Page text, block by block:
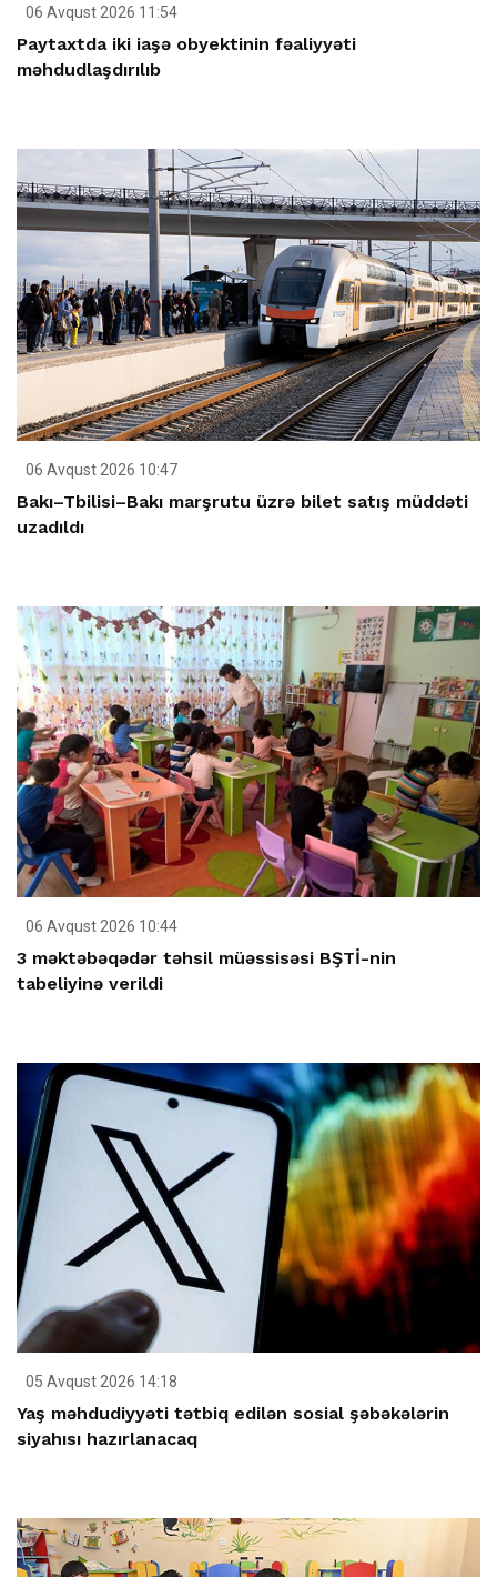
06 Avqust 2026 11:54
Paytaxtda iki iaşə obyektinin fəaliyyəti
məhdudlaşdırılıb
06 Avqust 2026 10:47
Bakı–Tbilisi–Bakı marşrutu üzrə bilet satış müddəti
uzadıldı
06 Avqust 2026 10:44
3 məktəbəqədər təhsil müəssisəsi BŞTİ-nin
tabeliyinə verildi
05 Avqust 2026 14:18
Yaş məhdudiyyəti tətbiq edilən sosial şəbəkələrin
siyahısı hazırlanacaq